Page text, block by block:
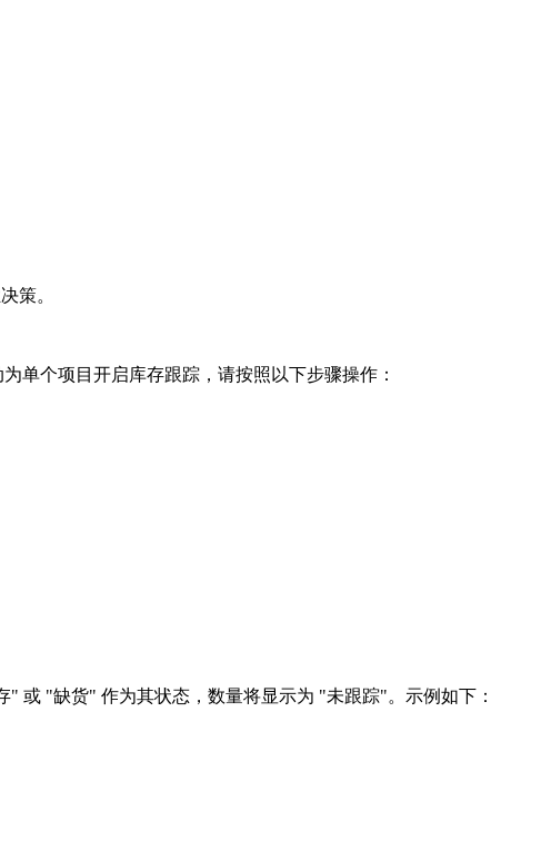
策。
单个项目开启库存跟踪，请按照以下步骤操作：
或 "缺货" 作为其状态，数量将显示为 "未跟踪"。示例如下：